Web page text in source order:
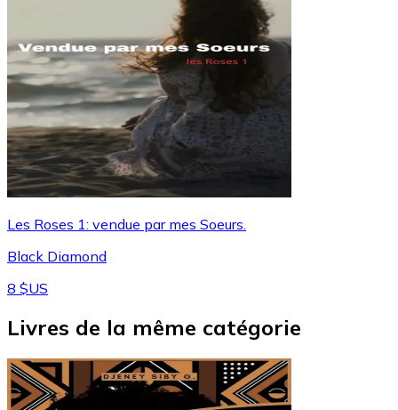
Les Roses 1: vendue par mes Soeurs.
Black Diamond
8 $US
Livres de la même catégorie